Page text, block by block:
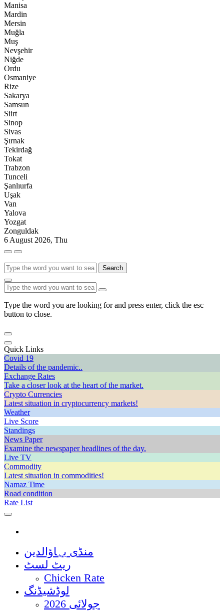
Manisa
Mardin
Mersin
Muğla
Muş
Nevşehir
Niğde
Ordu
Osmaniye
Rize
Sakarya
Samsun
Siirt
Sinop
Sivas
Şırnak
Tekirdağ
Tokat
Trabzon
Tunceli
Şanlıurfa
Uşak
Van
Yalova
Yozgat
Zonguldak
6 August 2026, Thu
Search
Type the word you are looking for and press enter, click the esc
button to close.
Quick Links
Covid 19
Details of the pandemic..
Exchange Rates
Take a closer look at the heart of the market.
Crypto Currencies
Latest situation in cryptocurrency markets!
Weather
Live Score
Standings
News Paper
Examine the newspaper headlines of the day.
Live TV
Commodity
Latest situation in commodities!
Namaz Time
Road condition
Rate List
منڈی بہاؤالدین
ریٹ لسٹ
Chicken Rate
لوڈشیڈنگ
جولائی 2026